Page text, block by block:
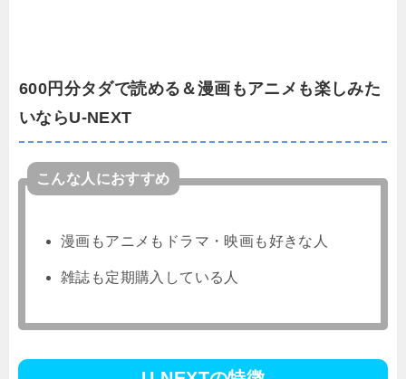
600円分タダで読める＆漫画もアニメも楽しみた
いならU-NEXT
こんな人におすすめ
漫画もアニメもドラマ・映画も好きな人
雑誌も定期購入している人